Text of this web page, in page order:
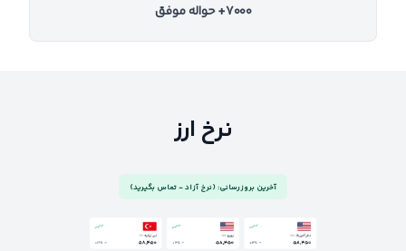
۷۰۰۰+ حواله موفق
نرخ ارز
آخرین بروزرسانی: (نرخ آزاد - تماس بگیرید)